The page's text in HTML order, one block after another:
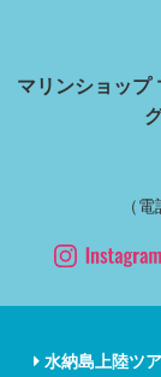
マリンショップ
（
水納島上陸ツ